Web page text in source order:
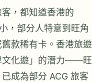
，都知道香港的
，部分人特意到旺角
款稀有卡。香港旅遊
文化遊」的潛力——旺
成為部分 ACG 旅客